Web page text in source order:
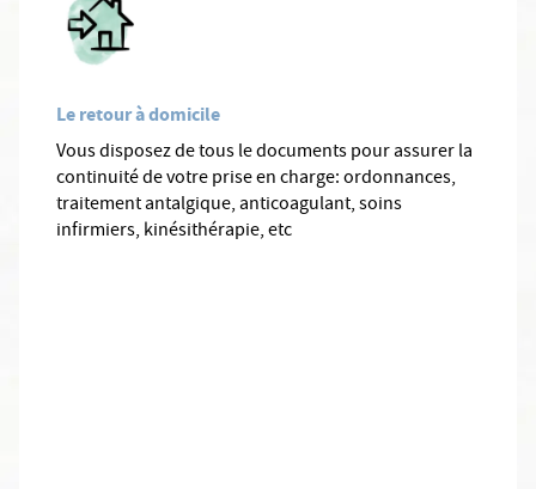
Le retour à domicile
Vous disposez de tous le documents pour assurer la
continuité de votre prise en charge: ordonnances,
traitement antalgique, anticoagulant, soins
infirmiers, kinésithérapie, etc